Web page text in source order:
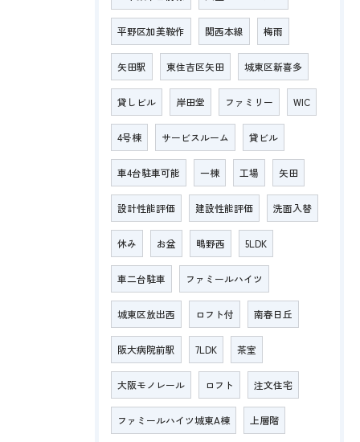
平野区加美鞍作 関西本線 梅雨
矢田駅 東住吉区矢田 城東区新喜多
貸しビル 岸田堂 ファミリー WIC
4号棟 サービスルーム 貸ビル
車4台駐車可能 一棟 工場 矢田
設計性能評価 建設性能評価 洗面入替
休み お盆 鴫野西 5LDK
車二台駐車 ファミールハイツ
城東区放出西 ロフト付 南春日丘
阪大病院前駅 7LDK 茶室
大阪モノレール ロフト 注文住宅
ファミールハイツ城東A棟 上層階